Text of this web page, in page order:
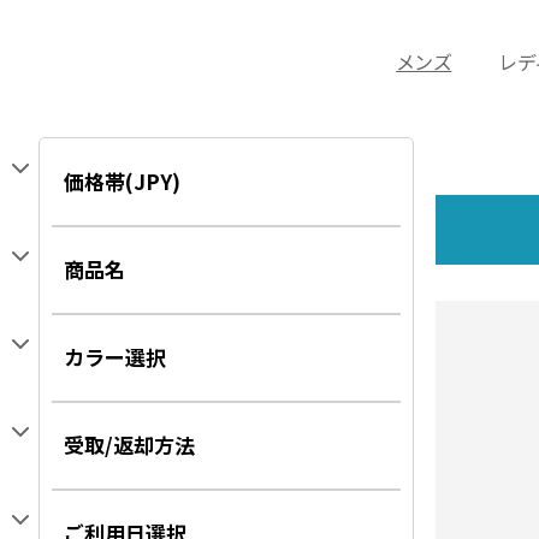
メンズ レ
価格帯(JPY)
すべて
¥ 1,000 ～ ¥ 2,000
¥ 3,000 ～ ¥ 4,000
¥ 5,000 ～ ¥ 6,000
商品名
月桃ファンタジー
モンステラ
カラー選択
全カラー
イエロー系
受取/返却方法
沖縄本島受取の方
ご利用日選択